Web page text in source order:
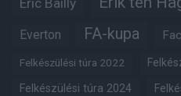
Eric Bailly
Everton FA-kupa
Felkészülési túra 2022
Felkészülési túra 2024